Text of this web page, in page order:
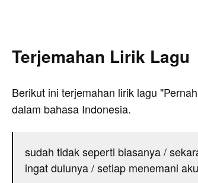
Terjemahan Lirik Lagu
Berikut ini terjemahan lirik lagu
dalam bahasa Indonesia.
sudah tidak seperti biasanya /
ingat dulunya / setiap menemani